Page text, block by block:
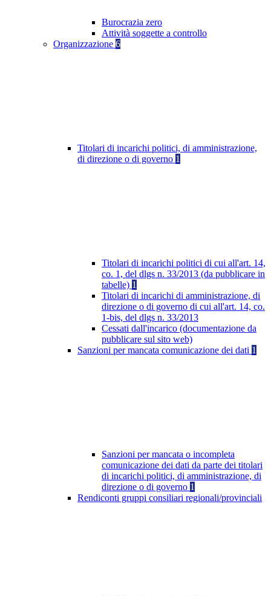
Burocrazia zero
Attività soggette a controllo
Organizzazione 6
Titolari di incarichi politici, di amministrazione,
di direzione o di governo 1
Titolari di incarichi politici di cui all'art. 14,
co. 1, del dlgs n. 33/2013 (da pubblicare in
tabelle) 1
Titolari di incarichi di amministrazione, di
direzione o di governo di cui all'art. 14, co.
1-bis, del dlgs n. 33/2013
Cessati dall'incarico (documentazione da
pubblicare sul sito web)
Sanzioni per mancata comunicazione dei dati 1
Sanzioni per mancata o incompleta
comunicazione dei dati da parte dei titolari
di incarichi politici, di amministrazione, di
direzione o di governo 1
Rendiconti gruppi consiliari regionali/provinciali